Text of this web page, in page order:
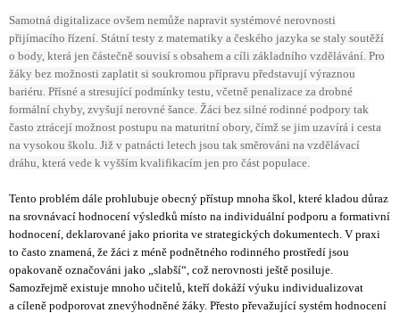
Samotná digitalizace ovšem nemůže napravit systémové nerovnosti
přijímacího řízení. Státní testy z matematiky a českého jazyka se staly soutěží
o body, která jen částečně souvisí s obsahem a cíli základního vzdělávání. Pro
žáky bez možnosti zaplatit si soukromou přípravu představují výraznou
bariéru. Přísné a stresující podmínky testu, včetně penalizace za drobné
formální chyby, zvyšují nerovné šance. Žáci bez silné rodinné podpory tak
často ztrácejí možnost postupu na maturitní obory, čímž se jim uzavírá i cesta
na vysokou školu. Již v patnácti letech jsou tak směrováni na vzdělávací
dráhu, která vede k vyšším kvalifikacím jen pro část populace.
Tento problém dále prohlubuje obecný přístup mnoha škol, které kladou důraz
na srovnávací hodnocení výsledků místo na individuální podporu a formativní
hodnocení, deklarované jako priorita ve strategických dokumentech. V praxi
to často znamená, že žáci z méně podnětného rodinného prostředí jsou
opakovaně označováni jako „slabší“, což nerovnosti ještě posiluje.
Samozřejmě existuje mnoho učitelů, kteří dokáží výuku individualizovat
a cíleně podporovat znevýhodněné žáky. Přesto převažující systém hodnocení